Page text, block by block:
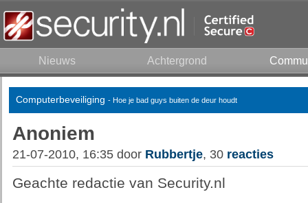
Nieuws Achtergrond
Computerbeveiliging - Hoe je bad guys buiten de deur houdt
Anoniem
21-07-2010, 16:35 door Rubbertje, 30 reacties
Geachte redactie van Security.nl